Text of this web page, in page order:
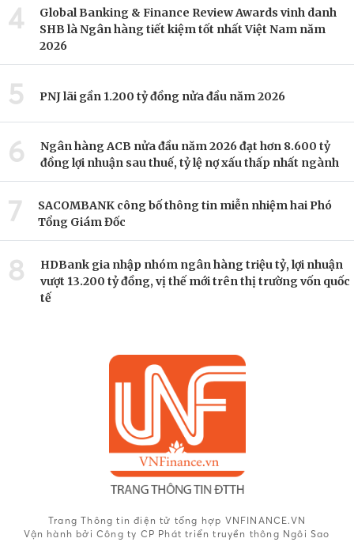
4
Global Banking & Finance Review Awards vinh danh
SHB là Ngân hàng tiết kiệm tốt nhất Việt Nam năm
2026
5 PNJ lãi gần 1.200 tỷ đồng nửa đầu năm 2026
6
Ngân hàng ACB nửa đầu năm 2026 đạt hơn 8.600 tỷ
đồng lợi nhuận sau thuế, tỷ lệ nợ xấu thấp nhất ngành
7
SACOMBANK công bố thông tin miễn nhiệm hai Phó
Tổng Giám Đốc
8
HDBank gia nhập nhóm ngân hàng triệu tỷ, lợi nhuận
vượt 13.200 tỷ đồng, vị thế mới trên thị trường vốn quốc
tế
Trang Thông tin điện tử tổng hợp VNFINANCE.VN
Vận hành bởi Công ty CP Phát triển truyền thông Ngôi Sao